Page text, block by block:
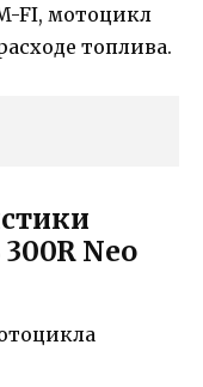
FI, мотоцикл
топлива.
Neo